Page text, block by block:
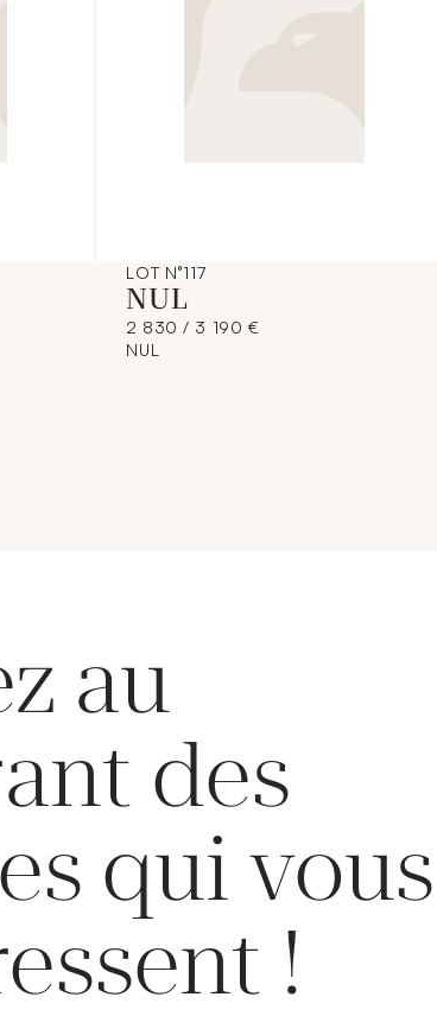
LOT N°117
NUL
2 830 / 3 190 €
NUL
au
des
qui vous
!